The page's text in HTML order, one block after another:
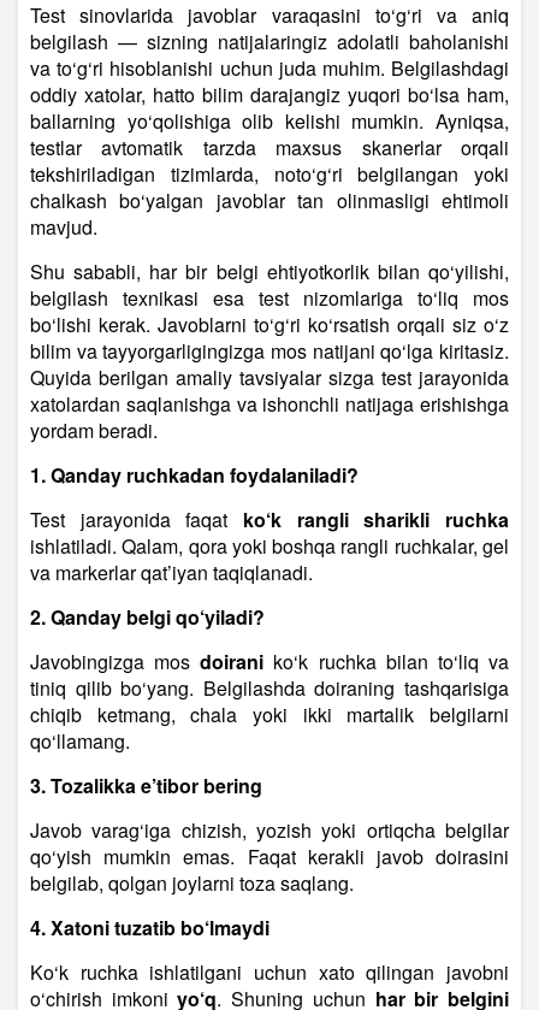
Test sinovlarida javoblar varaqasini to‘g‘ri va aniq
belgilash — sizning natijalaringiz adolatli baholanishi
va to‘g‘ri hisoblanishi uchun juda muhim. Belgilashdagi
oddiy xatolar, hatto bilim darajangiz yuqori bo‘lsa ham,
ballarning yo‘qolishiga olib kelishi mumkin. Ayniqsa,
testlar avtomatik tarzda maxsus skanerlar orqali
tekshiriladigan tizimlarda, noto‘g‘ri belgilangan yoki
chalkash bo‘yalgan javoblar tan olinmasligi ehtimoli
mavjud.
Shu sababli, har bir belgi ehtiyotkorlik bilan qo‘yilishi,
belgilash texnikasi esa test nizomlariga to‘liq mos
bo‘lishi kerak. Javoblarni to‘g‘ri ko‘rsatish orqali siz o‘z
bilim va tayyorgarligingizga mos natijani qo‘lga kiritasiz.
Quyida berilgan amaliy tavsiyalar sizga test jarayonida
xatolardan saqlanishga va ishonchli natijaga erishishga
yordam beradi.
1. Qanday ruchkadan foydalaniladi?
Test jarayonida faqat ko‘k rangli sharikli ruchka
ishlatiladi. Qalam, qora yoki boshqa rangli ruchkalar, gel
va markerlar qat’iyan taqiqlanadi.
2. Qanday belgi qo‘yiladi?
Javobingizga mosdoirani ko‘k ruchka bilan to‘liq va
tiniq qilib bo‘yang. Belgilashda doiraning tashqarisiga
chiqib ketmang, chala yoki ikki martalik belgilarni
qo‘llamang.
3. Tozalikka e’tibor bering
Javob varag‘iga chizish, yozish yoki ortiqcha belgilar
qo‘yish mumkin emas. Faqat kerakli javob doirasini
belgilab, qolgan joylarni toza saqlang.
4. Xatoni tuzatib bo‘lmaydi
Ko‘k ruchka ishlatilgani uchun xato qilingan javobni
o‘chirish imkoniyo‘q. Shuning uchun har bir belgini